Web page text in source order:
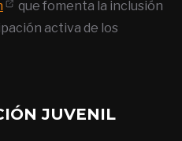
que fomenta la inclusión
activa de los
JUVENIL